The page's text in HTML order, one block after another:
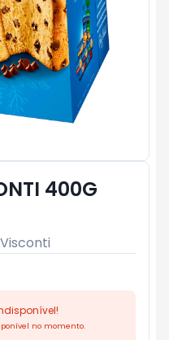
400G
Visconti
no momento.